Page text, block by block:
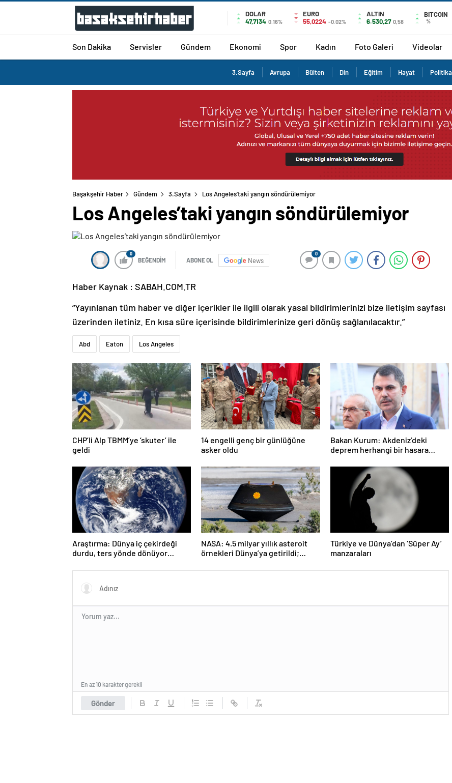
DOLAR
47,7134 0.16%
EURO
55,0224 -0.02%
ALTIN
6.530,27 0,58
BITCOIN
%
Son Dakika Servisler Gündem Ekonomi Spor Kadın Foto Galeri Videolar
3.Sayfa Avrupa Bülten Din Eğitim Hayat Politika
Başakşehir Haber Gündem 3.Sayfa Los Angeles’taki yangın söndürülemiyor
Los Angeles’taki yangın söndürülemiyor
0
BEĞENDİM ABONE OL News
0
Haber Kaynak : SABAH.COM.TR
“Yayınlanan tüm haber ve diğer içerikler ile ilgili olarak yasal bildirimlerinizi bize iletişim sayfası
üzerinden iletiniz. En kısa süre içerisinde bildirimlerinize geri dönüş sağlanılacaktır.”
Abd Eaton Los Angeles
CHP’li Alp TBMM’ye ‘skuter’ ile
geldi
14 engelli genç bir günlüğüne
asker oldu
Bakan Kurum: Akdeniz’deki
deprem herhangi bir hasara
Araştırma: Dünya iç çekirdeği
durdu, ters yönde dönüyor
NASA: 4.5 milyar yıllık asteroit
örnekleri Dünya’ya getirildi;
tutabilir
Türkiye ve Dünya’dan ‘Süper Ay’
manzaraları
Gönder
En az 10 karakter gerekli